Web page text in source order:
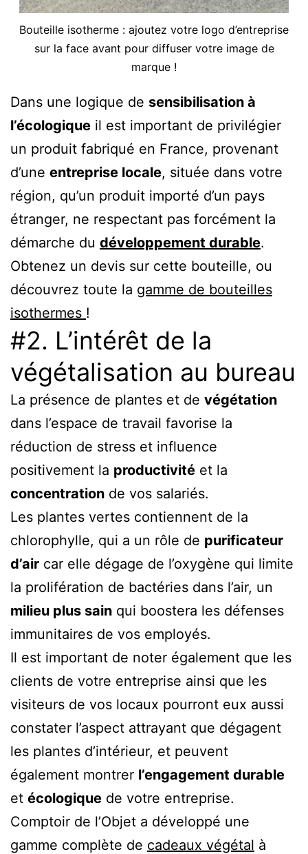
Bouteille isotherme : ajoutez votre logo d’entreprise
sur la face avant pour diffuser votre image de
marque !
Dans une logique de sensibilisation à
l’écologique il est important de privilégier
un produit fabriqué en France, provenant
d’une entreprise locale, située dans votre
région, qu’un produit importé d’un pays
étranger, ne respectant pas forcément la
démarche du développement durable.
Obtenez un devis sur cette bouteille, ou
découvrez toute la gamme de bouteilles
isothermes !
#2. L’intérêt de la
végétalisation au bureau
La présence de plantes et de végétation
dans l’espace de travail favorise la
réduction de stress et influence
positivement la productivité et la
concentration de vos salariés.
Les plantes vertes contiennent de la
chlorophylle, qui a un rôle de purificateur
d’air car elle dégage de l’oxygène qui limite
la prolifération de bactéries dans l’air, un
milieu plus sain qui boostera les défenses
immunitaires de vos employés.
Il est important de noter également que les
clients de votre entreprise ainsi que les
visiteurs de vos locaux pourront eux aussi
constater l’aspect attrayant que dégagent
les plantes d’intérieur, et peuvent
également montrer l’engagement durable
et écologique de votre entreprise.
Comptoir de l’Objet a développé une
gamme complète de cadeaux végétal à